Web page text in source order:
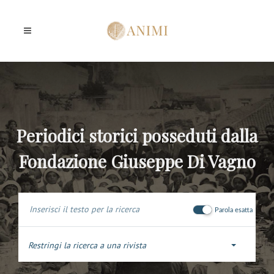
Periodici storici posseduti dalla
Fondazione Giuseppe Di Vagno
Parola esatta
Restringi la ricerca a una rivista